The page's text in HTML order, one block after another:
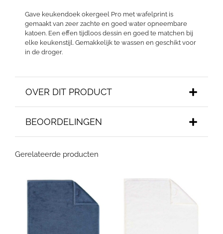
Gave keukendoek okergeel Pro met wafelprint is
gemaakt van zeer zachte en goed water opneembare
katoen. Een effen tijdloos dessin en goed te matchen bij
elke keukenstijl. Gemakkelijk te wassen en geschikt voor
in de droger.
OVER DIT PRODUCT
BEOORDELINGEN
Gerelateerde producten